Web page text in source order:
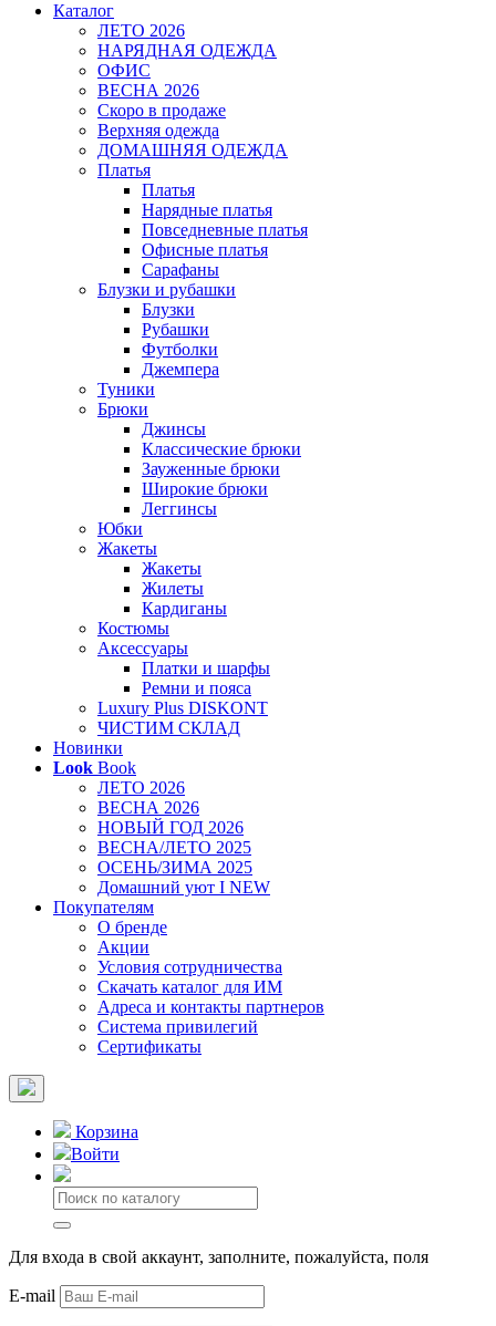
Каталог
ЛЕТО 2026
НАРЯДНАЯ ОДЕЖДА
ОФИС
ВЕСНА 2026
Скоро в продаже
Верхняя одежда
ДОМАШНЯЯ ОДЕЖДА
Платья
Платья
Нарядные платья
Повседневные платья
Офисные платья
Сарафаны
Блузки и рубашки
Блузки
Рубашки
Футболки
Джемпера
Туники
Брюки
Джинсы
Классические брюки
Зауженные брюки
Широкие брюки
Леггинсы
Юбки
Жакеты
Жакеты
Жилеты
Кардиганы
Костюмы
Аксессуары
Платки и шарфы
Ремни и пояса
Luxury Plus DISKONT
ЧИСТИМ СКЛАД
Новинки
Look Book
ЛЕТО 2026
ВЕСНА 2026
НОВЫЙ ГОД 2026
ВЕСНА/ЛЕТО 2025
ОСЕНЬ/ЗИМА 2025
Домашний уют I NEW
Покупателям
О бренде
Акции
Условия сотрудничества
Скачать каталог для ИМ
Адреса и контакты партнеров
Система привилегий
Сертификаты
Корзина
Войти
Для входа в свой аккаунт, заполните, пожалуйста, поля
E-mail